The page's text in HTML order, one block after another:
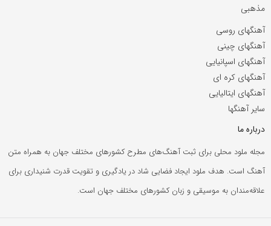
مذهبی
آهنگهای روسی
آهنگهای چینی
آهنگهای اسپانیایی
آهنگهای کره ای
آهنگهای ایتالیایی
سایر آهنگها
درباره ما
مجله ملود محلی برای ثبت آهنگ‌های مطرح کشورهای مختلف جهان به همراه متن
آهنگ است. هدف ملود ایجاد فضایی شاد در یادگیری و تقویت قدرت شنیداری برای
علاقه‌مندان به موسیقی و زبان کشورهای مختلف جهان است.